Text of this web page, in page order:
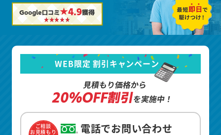
Google口コミ★4.9獲得
WEB限定 割引キャンペーン
見積もり価格から
20%OFF割引を実施中！
ご相談
お見積もり
電話でお問い合わせ